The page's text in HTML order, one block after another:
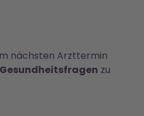
nächsten Arzttermin
Gesundheitsfragen zu